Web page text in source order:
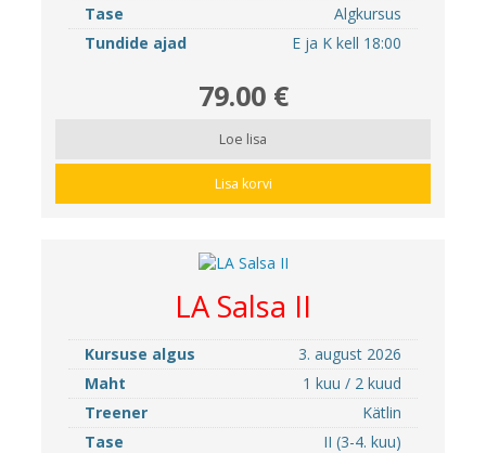
Tase
Algkursus
Tundide ajad
E ja K kell 18:00
79.00 €
Loe lisa
Lisa korvi
LA Salsa II
Kursuse algus
3. august 2026
Maht
1 kuu / 2 kuud
Treener
Kätlin
Tase
II (3-4. kuu)